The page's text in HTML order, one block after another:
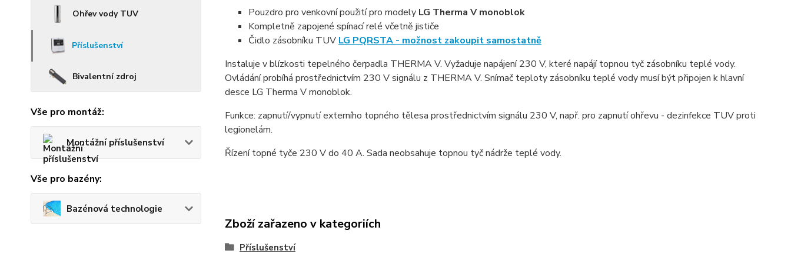
Ohřev vody TUV
Příslušenství
Bivalentní zdroj
Vše pro montáž:
Montážní příslušenství
Vše pro bazény:
Bazénová technologie
Pouzdro pro venkovní použití pro modely LG Therma V monoblok
Kompletně zapojené spínací relé včetně jističe
Čidlo zásobníku TUV LG PQRSTA - možnost zakoupit samostatně
Instaluje v blízkosti tepelného čerpadla THERMA V. Vyžaduje napájení 230 V, které napájí topnou tyč zásobníku teplé vody.
Ovládání probíhá prostřednictvím 230 V signálu z THERMA V. Snímač teploty zásobníku teplé vody musí být připojen k hlavní
desce LG Therma V monoblok.
Funkce: zapnutí/vypnutí externího topného tělesa prostřednictvím signálu 230 V, např. pro zapnutí ohřevu - dezinfekce TUV proti
legionelám.
Řízení topné tyče 230 V do 40 A. Sada neobsahuje topnou tyč nádrže teplé vody.
Zboží zařazeno v kategoriích
Příslušenství